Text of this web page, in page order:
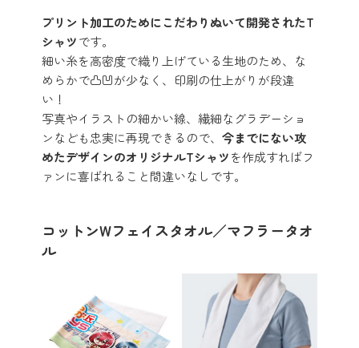
プリント加工のためにこだわりぬいて開発されたT
シャツです。
細い糸を高密度で織り上げている生地のため、な
めらかで凸凹が少なく、印刷の仕上がりが段違
い！
写真やイラストの細かい線、繊細なグラデーショ
ンなども忠実に再現できるので、 今までにない攻
めたデザインのオリジナルTシャツを作成すればフ
ァンに喜ばれること間違いなしです。
コットンWフェイスタオル／マフラータオ
ル